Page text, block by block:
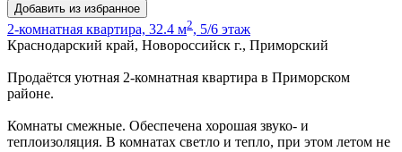
Добавить из избранное
2-комнатная квартира, 32.4 м2, 5/6 этаж
Краснодарский край, Новороссийск г., Приморский
Продаётся уютная 2-комнатная квартира в Приморском
районе.
Комнаты смежные. Обеспечена хорошая звуко- и
теплоизоляция. В комнатах светло и тепло, при этом летом не